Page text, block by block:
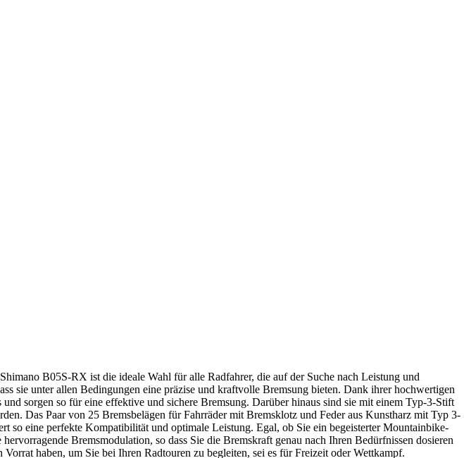
B05S-RX ist die ideale Wahl für alle Radfahrer, die auf der Suche nach Leistung und
sie unter allen Bedingungen eine präzise und kraftvolle Bremsung bieten. Dank ihrer hochwertigen
sorgen so für eine effektive und sichere Bremsung. Darüber hinaus sind sie mit einem Typ-3-Stift
Das Paar von 25 Bremsbelägen für Fahrräder mit Bremsklotz und Feder aus Kunstharz mit Typ 3-
so eine perfekte Kompatibilität und optimale Leistung. Egal, ob Sie ein begeisterter Mountainbike-
Bremsmodulation, so dass Sie die Bremskraft genau nach Ihren Bedürfnissen dosieren
haben, um Sie bei Ihren Radtouren zu begleiten, sei es für Freizeit oder Wettkampf.